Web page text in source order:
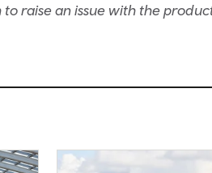
to raise an issue with the